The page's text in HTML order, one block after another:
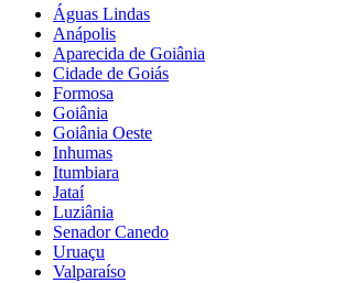
Águas Lindas
Anápolis
Aparecida de Goiânia
Cidade de Goiás
Formosa
Goiânia
Goiânia Oeste
Inhumas
Itumbiara
Jataí
Luziânia
Senador Canedo
Uruaçu
Valparaíso